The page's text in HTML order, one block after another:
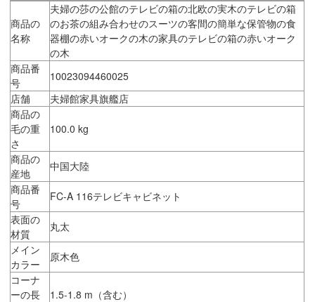
商品の
名称
夫婦の莎の公館のテレビの箱の北欧の実木のテレビの箱
のお茶の組み合わせのスーツの客間の簡単な保管物の食
器棚の赤いオークの木の家具のテレビの箱の赤いオーク
の木
商品番
号
10023094460025
店舗
夫婦館家具旗艦店
商品の
毛の重
さ
100.0 kg
商品の
産地
中国大陸
商品番
号
FC-A 116テレビキャビネット
表面の
材質
丸太
メイン
カラー
原木色
コーナ
ーの長
1.5-1.8 m（含む）